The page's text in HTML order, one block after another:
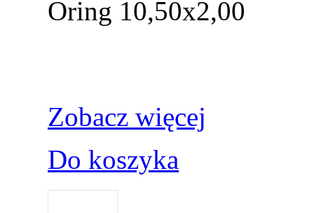
Oring 10,50x2,00
Zobacz więcej
Do koszyka